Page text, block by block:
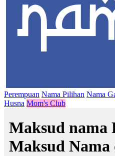
Perempuan Nama Pilihan Nama
Husna Mom's Club
Maksud nama
Maksud